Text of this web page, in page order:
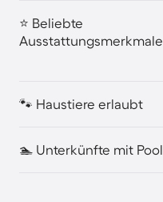
⭐ Beliebte
Ausstattungsmerkmale
🐾 Haustiere erlaubt
🏊 Unterkünfte mit Pool